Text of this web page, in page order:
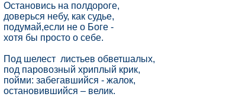
Остановись на полдороге,
доверься небу, как судье,
подумай,если не о Боге -
хотя бы просто о себе.
Под шелест листьев обветшалых,
под паровозный хриплый крик,
пойми: забегавшийся - жалок,
остановившийся – велик.